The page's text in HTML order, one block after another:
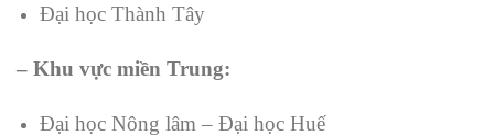
Đại học Thành Tây
– Khu vực miền Trung:
Đại học Nông lâm – Đại học Huế